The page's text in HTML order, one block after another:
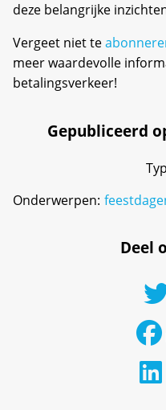
deze belangrijke
Vergeet niet te
meer waardevolle
betalingsverkeer!
Gepubliceerd
Onderwerpen:
Deel